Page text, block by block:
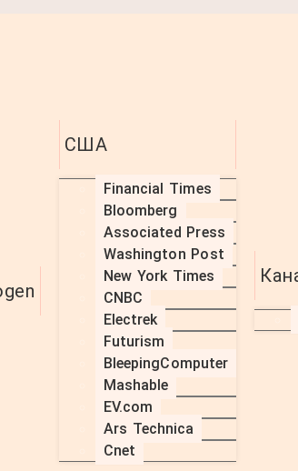
США
Financial Times
Bloomberg
Associated Press
Washington Post
New York Times
CNBC
Electrek
Futurism
BleepingComputer
Mashable
EV.com
Ars Technica
Cnet
світових ЗМІ з
13:15